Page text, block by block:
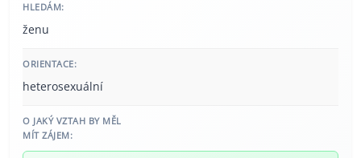
HLEDÁM:
ženu
ORIENTACE:
heterosexuální
O JAKÝ VZTAH BY MĚL
MÍT ZÁJEM: